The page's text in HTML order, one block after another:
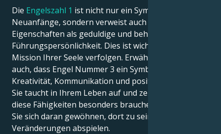
Die Engelszahl 1 ist nicht nur ein Symbol für
Neuanfänge, sondern verweist auch auf Ihre
Eigenschaften als geduldige und beharrliche
Führungspersönlichkeit. Dies ist wichtig, wenn Sie die
Mission Ihrer Seele verfolgen. Erwähnenswert ist
auch, dass Engel Nummer 3 ein Symbol für
Kreativität, Kommunikation und positives Denken ist.
Sie taucht in Ihrem Leben auf und zeigt an, dass Sie
diese Fähigkeiten besonders brauchen werden, wenn
Sie sich daran gewöhnen, dort zu sein, wo sich die
Veränderungen abspielen.